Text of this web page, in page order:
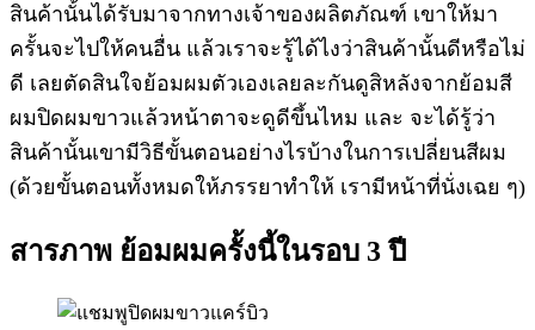
สินค้านั้นได้รับมาจากทางเจ้าของผลิตภัณฑ์ เขาให้มา
ครั้นจะไปให้คนอื่น แล้วเราจะรู้ได้ไงว่าสินค้านั้นดีหรือไม่
ดี เลยตัดสินใจย้อมผมตัวเองเลยละกันดูสิหลังจากย้อมสี
ผมปิดผมขาวแล้วหน้าตาจะดูดีขึ้นไหม และ จะได้รู้ว่า
สินค้านั้นเขามีวิธีขั้นตอนอย่างไรบ้างในการเปลี่ยนสีผม
(ด้วยขั้นตอนทั้งหมดให้ภรรยาทำให้ เรามีหน้าที่นั่งเฉย ๆ)
สารภาพ ย้อมผมครั้งนี้ในรอบ 3 ปี